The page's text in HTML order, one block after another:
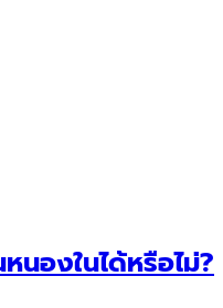
นองในได้หรือไม่?